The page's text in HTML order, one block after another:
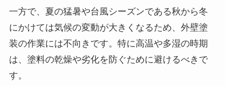
一方で、夏の猛暑や台風シーズンである秋から冬
にかけては気候の変動が大きくなるため、外壁塗
装の作業には不向きです。特に高温や多湿の時期
は、塗料の乾燥や劣化を防ぐために避けるべきで
す。